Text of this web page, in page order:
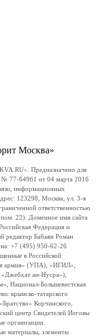
Москва»
Предназначено для
№ 77-64961 от 04 марта 2016
информационных
123298, Москва, ул. 3-я
ответственностью
22). Доменное имя сайта
Федерация и
редактор Бабаян Роман
+7 (495) 950-62-26
в Российской
армия» (УПА), «ИГИЛ»,
ан-Нусра»),
Национал-Большевистская
крымско-татарского
Корчинского,
центр Свидетелей Иеговы
организации.
материалы, элементы